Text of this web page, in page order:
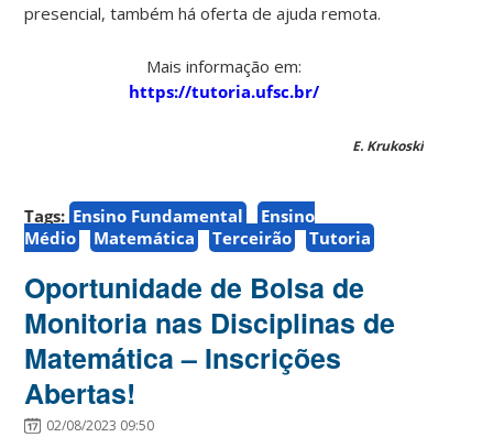
presencial, também há oferta de ajuda remota.
Mais informação em:
https://tutoria.ufsc.br/
E. Krukoski
Tags: Ensino Fundamental
Ensino
Médio
Matemática Terceirão Tutoria
Oportunidade de Bolsa de
Monitoria nas Disciplinas de
Matemática – Inscrições
Abertas!
02/08/2023 09:50